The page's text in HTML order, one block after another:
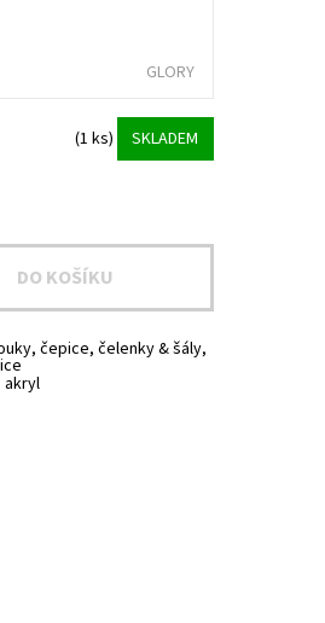
GLORY
(1 ks) SKLADEM
čepice, čelenky & šály,
akryl